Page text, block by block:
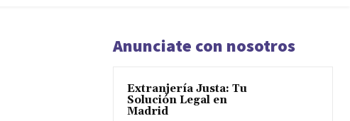
Anunciate con nosotros
Extranjería Justa: Tu
Solución Legal en
Madrid